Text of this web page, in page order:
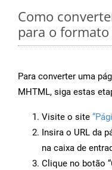
Como
para o formato
Para converter uma
MHTML, siga estas
Visite o site
Insira o URL da
na caixa de
Clique no botão